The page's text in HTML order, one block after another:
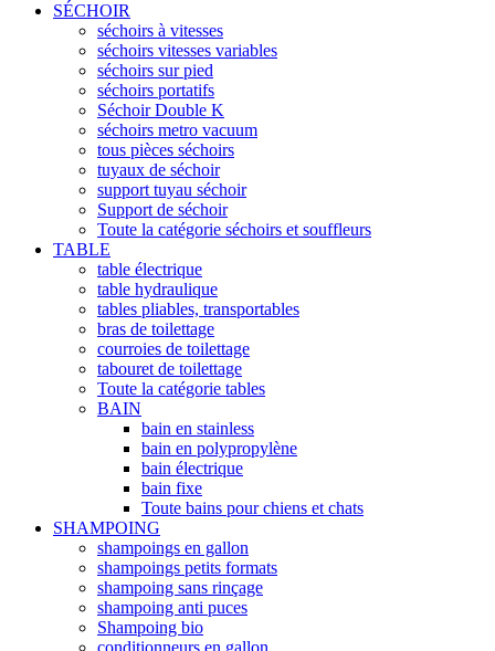
SÉCHOIR
séchoirs à vitesses
séchoirs vitesses variables
séchoirs sur pied
séchoirs portatifs
Séchoir Double K
séchoirs metro vacuum
tous pièces séchoirs
tuyaux de séchoir
support tuyau séchoir
Support de séchoir
Toute la catégorie séchoirs et souffleurs
TABLE
table électrique
table hydraulique
tables pliables, transportables
bras de toilettage
courroies de toilettage
tabouret de toilettage
Toute la catégorie tables
BAIN
bain en stainless
bain en polypropylène
bain électrique
bain fixe
Toute bains pour chiens et chats
SHAMPOING
shampoings en gallon
shampoings petits formats
shampoing sans rinçage
shampoing anti puces
Shampoing bio
conditionneurs en gallon